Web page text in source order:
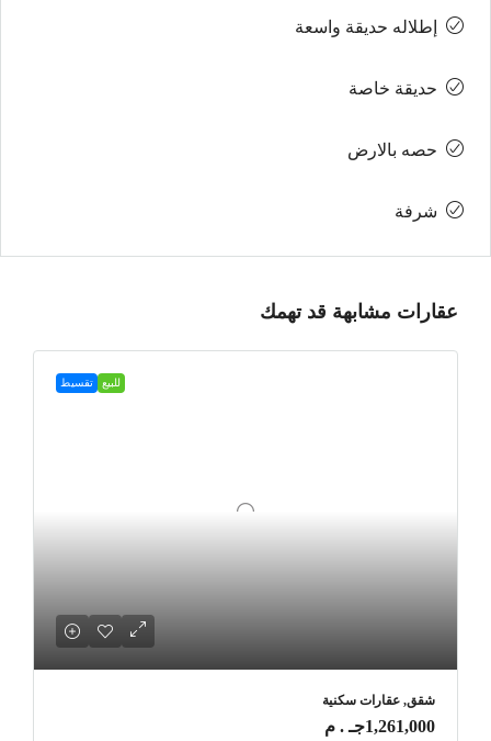
إطلاله حديقة واسعة
حديقة خاصة
حصه بالارض
شرفة
عقارات مشابهة قد تهمك
للبيع تقسيط
شقق, عقارات سكنية
1,261,000جـ . م